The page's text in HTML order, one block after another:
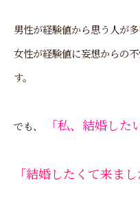
男性が経験値から思う人が多
女性が経験値に妄想からの
す。
でも、 「私、結婚した
「結婚したくて来まし